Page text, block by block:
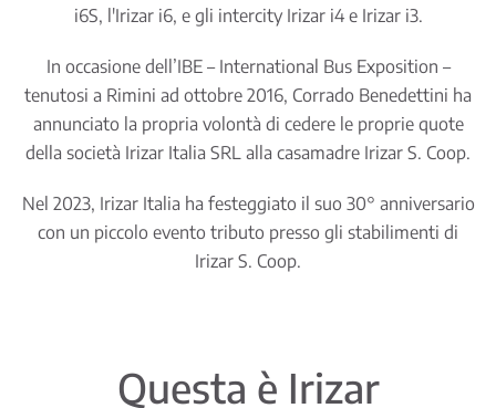
i6S, l'Irizar i6, e gli intercity Irizar i4 e Irizar i3.
In occasione dell’IBE – International Bus Exposition –
tenutosi a Rimini ad ottobre 2016, Corrado Benedettini ha
annunciato la propria volontà di cedere le proprie quote
della società Irizar Italia SRL alla casamadre Irizar S. Coop.
Nel 2023, Irizar Italia ha festeggiato il suo 30° anniversario
con un piccolo evento tributo presso gli stabilimenti di
Irizar S. Coop.
Questa è Irizar